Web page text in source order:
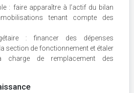
: faire apparaître à l’actif du bilan
tenant compte des
: financer des dépenses
section de fonctionnement et étaler
de remplacement des